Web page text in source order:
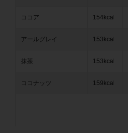
ココア 154kcal
アールグレイ 153kcal
抹茶 153kcal
ココナッツ 159kcal